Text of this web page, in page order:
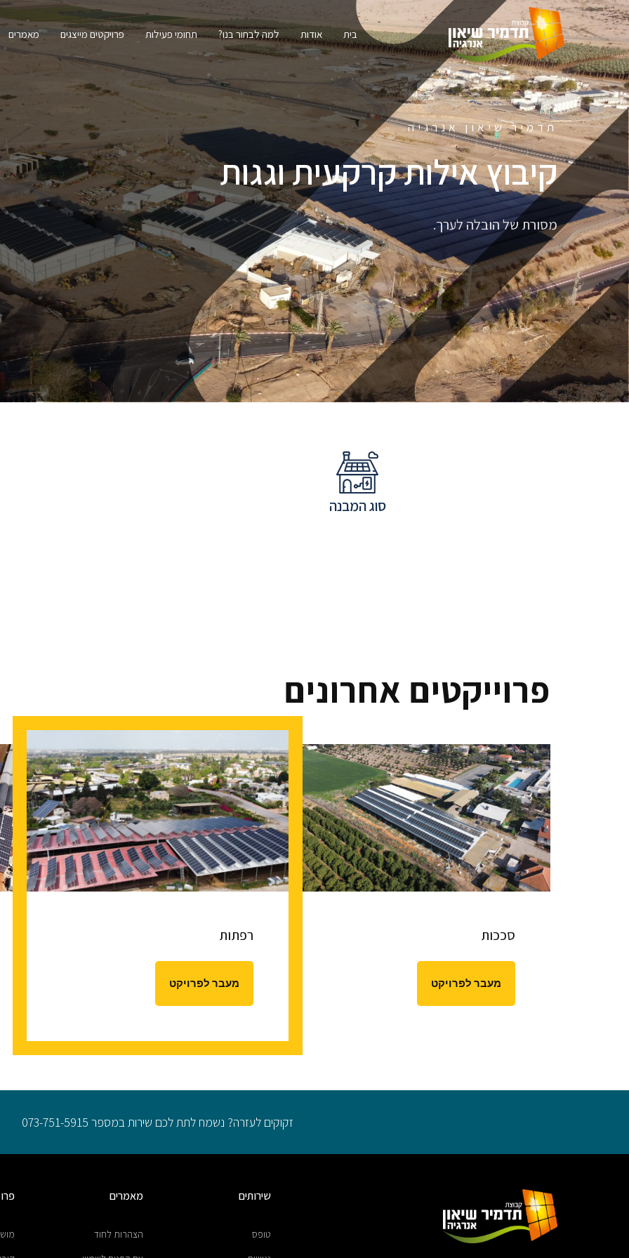
דילוג
לתוכן
בית אודות למה לבחור בנו? תחומי פעילות פרויקטים מייצגים מאמרים
תדמיר שיאון אנרגיה
קיבוץ אילות קרקעית וגגות
מסורת של הובלה לערך.
סוג המבנה
פרוייקטים אחרונים
סככות
מעבר לפרויקט
רפתות
מעבר לפרויקט
זקוקים לעזרה? נשמח לתת לכם שירות במספר 073-751-5915
שירותים
טופס
מאמרים
הצהרות לחוד